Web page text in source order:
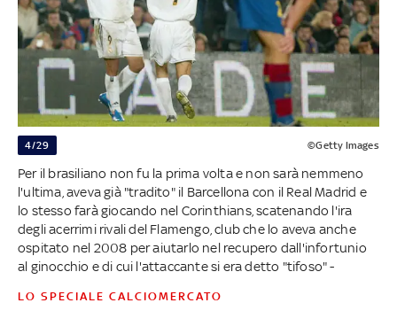
4/29 ©Getty Images
Per il brasiliano non fu la prima volta e non sarà nemmeno
l'ultima, aveva già "tradito" il Barcellona con il Real Madrid e
lo stesso farà giocando nel Corinthians, scatenando l'ira
degli acerrimi rivali del Flamengo, club che lo aveva anche
ospitato nel 2008 per aiutarlo nel recupero dall'infortunio
al ginocchio e di cui l'attaccante si era detto "tifoso" -
LO SPECIALE CALCIOMERCATO